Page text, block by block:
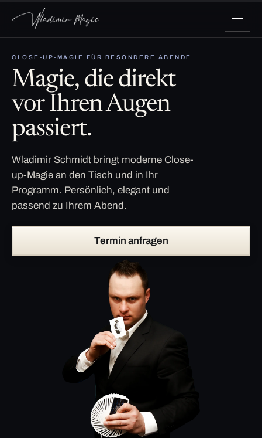
CLOSE-UP-MAGIE FÜR BESONDERE ABENDE
Magie, die direkt
vor Ihren Augen
passiert.
Wladimir Schmidt bringt moderne Close-
up-Magie an den Tisch und in Ihr
Programm. Persönlich, elegant und
passend zu Ihrem Abend.
Termin anfragen